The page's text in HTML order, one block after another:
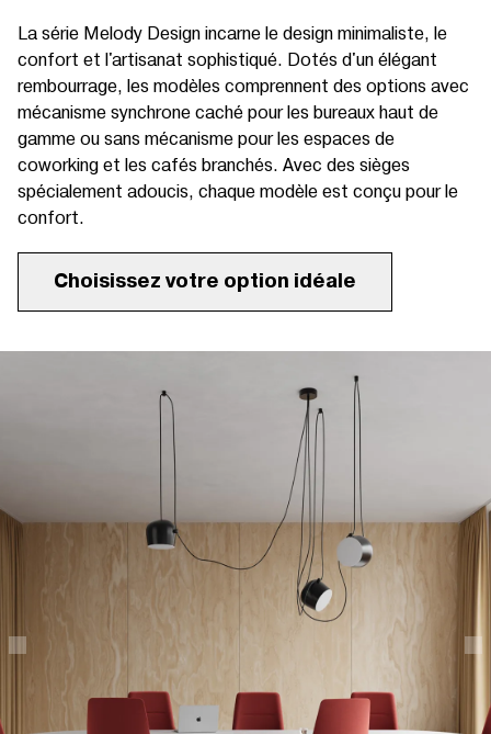
La série Melody Design incarne le design minimaliste, le
confort et l'artisanat sophistiqué. Dotés d'un élégant
rembourrage, les modèles comprennent des options avec
mécanisme synchrone caché pour les bureaux haut de
gamme ou sans mécanisme pour les espaces de
coworking et les cafés branchés. Avec des sièges
spécialement adoucis, chaque modèle est conçu pour le
confort.
Choisissez votre option idéale